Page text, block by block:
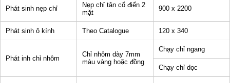
Phát sinh nẹp chỉ
Nẹp chỉ tân cổ điển 2
mặt
900 x 2200
Phát sinh ô kính Theo Catalogue 120 x 340
Phát inh chỉ nhôm
Chỉ nhôm dày 7mm
màu vàng hoặc đồng
Chạy chỉ ngang
Chạy chỉ dọc